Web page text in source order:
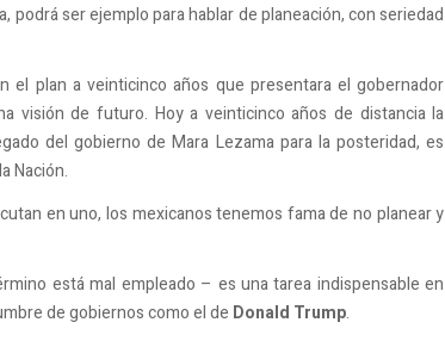
podrá ser ejemplo para hablar de planeación, con seriedad
el plan a veinticinco años que presentara el gobernador
visión de futuro. Hoy a veinticinco años de distancia la
del gobierno de Mara Lezama para la posteridad, es
Nación.
en uno, los mexicanos tenemos fama de no planear y
está mal empleado – es una tarea indispensable en
de gobiernos como el de Donald Trump.